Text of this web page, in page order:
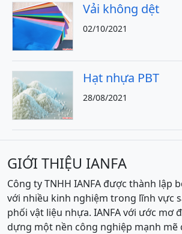
Vải không dệt
02/10/2021
Hạt nhựa PBT
28/08/2021
GIỚI THIỆU IANFA
Công ty TNHH IANFA được thành lập
với nhiều kinh nghiệm trong lĩnh vực
phối vật liệu nhựa. IANFA với ước mơ
dựng một nền công nghiệp mạnh mẽ